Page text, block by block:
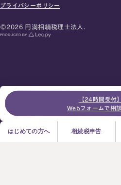
【24時間受付】
Webフォームで相
はじめての方へ 相続税申告
お急ぎの方は電話
プライバシーポリシー
©2026 円満相続税理士法人.